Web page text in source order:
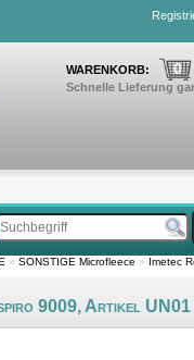
WARENKORB: 0
Schnelle Lieferung
» SONSTIGE Microfleece » Imetec
9009, Artikel UN01